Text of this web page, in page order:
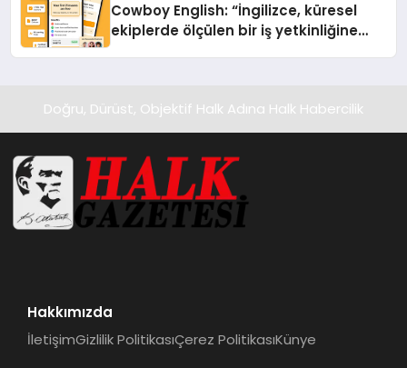
Cowboy English: “İngilizce, küresel
ekiplerde ölçülen bir iş yetkinliğine
Doğru, Dürüst, Objektif Halk Adına Halk Habercilik
Hakkımızda
İletişimGizlilik PolitikasıÇerez PolitikasıKünye